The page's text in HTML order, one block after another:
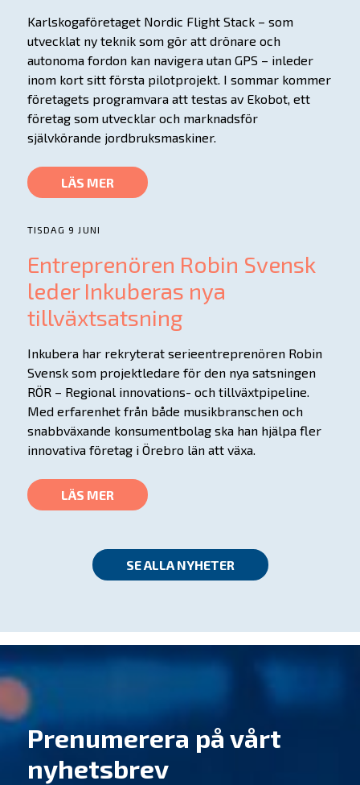
SE ALLA NYHETER
Karlskogaföretaget Nordic Flight Stack – som
utvecklat ny teknik som gör att drönare och
autonoma fordon kan navigera utan GPS – inleder
inom kort sitt första pilotprojekt. I sommar kommer
företagets programvara att testas av Ekobot, ett
företag som utvecklar och marknadsför
självkörande jordbruksmaskiner.
LÄS MER
TISDAG 9 JUNI
Entreprenören Robin Svensk
leder Inkuberas nya
tillväxtsatsning
Inkubera har rekryterat serieentreprenören Robin
Svensk som projektledare för den nya satsningen
RÖR – Regional innovations- och tillväxtpipeline.
Med erfarenhet från både musikbranschen och
snabbväxande konsumentbolag ska han hjälpa fler
innovativa företag i Örebro län att växa.
LÄS MER
Prenumerera på vårt
nyhetsbrev